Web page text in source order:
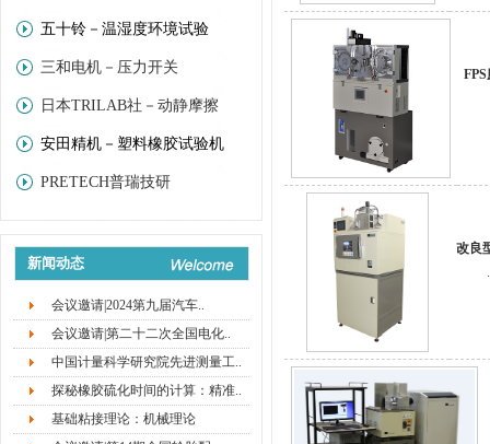
价
五十铃－温湿度环境试验
三和电机－压力开关
日本TRILAB社－动静摩擦
(Trinity－Lab)
安田精机－塑料橡胶试验机
PRETECH普瑞技研
新闻动态
会议邀请|2024第九届汽车..
会议邀请|第二十二次全国电化..
中国计量科学研究院先进测量工..
探秘橡胶硫化时间的计算：精准..
基础粘接理论：机械理论
改良